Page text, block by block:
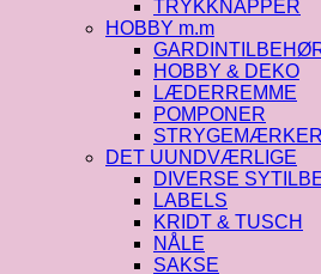
TRYKKNAPPER
HOBBY m.m
HOBBY & DEKO
LÆDERREMME
POMPONER
STRYGEMÆRKER
DET UUNDVÆRLIGE
DIVERSE
LABELS
KRIDT & TUSCH
NÅLE
SAKSE